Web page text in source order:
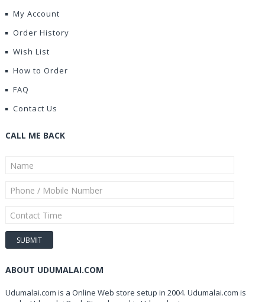
My Account
Order History
Wish List
How to Order
FAQ
Contact Us
CALL ME BACK
ABOUT UDUMALAI.COM
Udumalai.com is a Online Web store setup in 2004. Udumalai.com is